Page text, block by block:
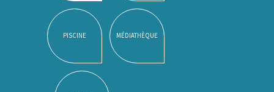
PISCINE MÉDIATHÈQUE